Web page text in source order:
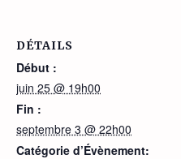
DÉTAILS
Début :
juin 25 @ 19h00
Fin :
septembre 3 @ 22h00
Catégorie d’Évènement: